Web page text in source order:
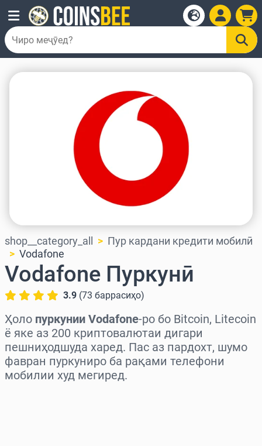
shop__category_all
Пур кардани кредити мобилӣ
Vodafone
Vodafone Пуркунӣ
3.9 (73 баррасиҳо)
Ҳоло пуркунии Vodafone-ро бо Bitcoin, Litecoin
ё яке аз 200 криптовалютаи дигари
пешниҳодшуда харед. Пас аз пардохт, шумо
фавран пуркуниро ба рақами телефони
мобилии худ мегиред.